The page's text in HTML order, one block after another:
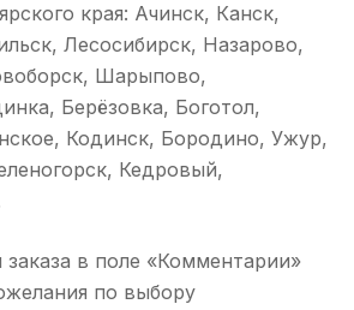
края: Ачинск, Канск,
Лесосибирск, Назарово,
Шарыпово,
Берёзовка, Боготол,
Кодинск, Бородино, Ужур,
Кедровый,
в поле «Комментарии»
по выбору